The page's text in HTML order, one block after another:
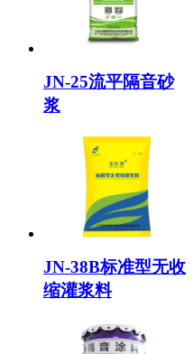
JN-25流平隔音砂
浆
JN-38B标准型无收
缩灌浆料